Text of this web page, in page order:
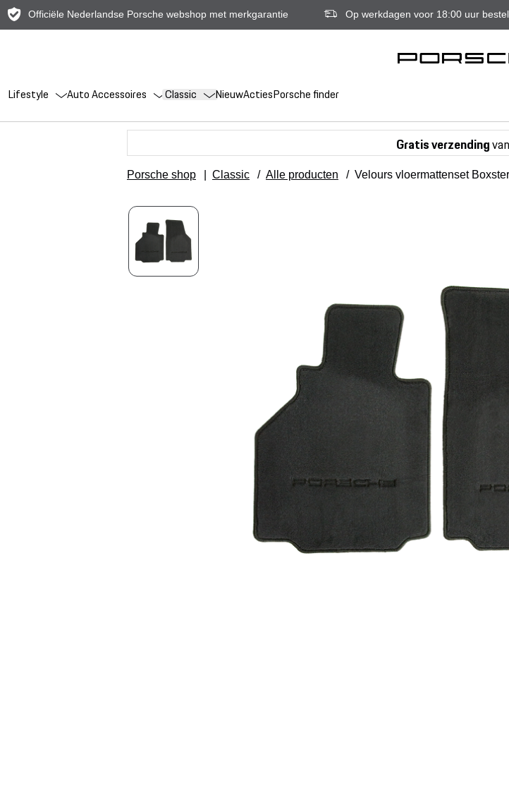
Officiële Nederlandse Porsche webshop met merkgarantie Op werkdagen voor 18:00 uur
Lifestyle Auto Accessoires Classic NieuwActiesPorsche finder
Gratis verzending
Porsche shop Classic / Alle producten / Velours vloermattenset